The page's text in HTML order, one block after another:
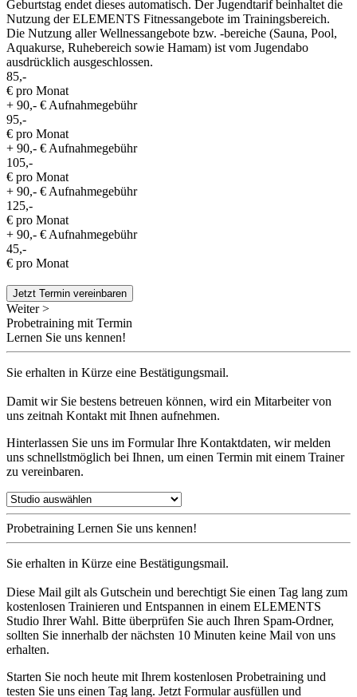
Geburtstag endet dieses automatisch. Der Jugendtarif beinhaltet die
Nutzung der ELEMENTS Fitnessangebote im Trainingsbereich.
Die Nutzung aller Wellnessangebote bzw. -bereiche (Sauna, Pool,
Aquakurse, Ruhebereich sowie Hamam) ist vom Jugendabo
ausdrücklich ausgeschlossen.
85,-
€ pro Monat
+ 90,- € Aufnahmegebühr
95,-
€ pro Monat
+ 90,- € Aufnahmegebühr
105,-
€ pro Monat
+ 90,- € Aufnahmegebühr
125,-
€ pro Monat
+ 90,- € Aufnahmegebühr
45,-
€ pro Monat
Jetzt Termin vereinbaren
Weiter >
Probetraining mit Termin
Lernen Sie uns kennen!
Sie erhalten in Kürze eine Bestätigungsmail.
Damit wir Sie bestens betreuen können, wird ein Mitarbeiter von
uns zeitnah Kontakt mit Ihnen aufnehmen.
Hinterlassen Sie uns im Formular Ihre Kontaktdaten, wir melden
uns schnellstmöglich bei Ihnen, um einen Termin mit einem Trainer
zu vereinbaren.
Probetraining Lernen Sie uns kennen!
Sie erhalten in Kürze eine Bestätigungsmail.
Diese Mail gilt als Gutschein und berechtigt Sie einen Tag lang zum
kostenlosen Trainieren und Entspannen in einem ELEMENTS
Studio Ihrer Wahl. Bitte überprüfen Sie auch Ihren Spam-Ordner,
sollten Sie innerhalb der nächsten 10 Minuten keine Mail von uns
erhalten.
Starten Sie noch heute mit Ihrem kostenlosen Probetraining und
testen Sie uns einen Tag lang. Jetzt Formular ausfüllen und